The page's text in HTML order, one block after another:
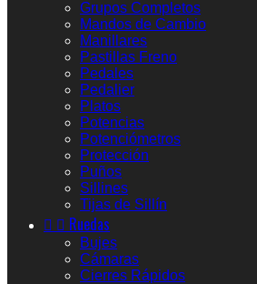
Grupos Completos
Mandos de Cambio
Manillares
Pastillas Freno
Pedales
Pedalier
Platos
Potencias
Potenciómetros
Protección
Puños
Sillines
Tijas de Sillín
  Ruedas
Bujes
Cámaras
Cierres Rápidos